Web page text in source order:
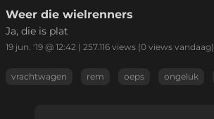
Link kopiëren
Weer die wielrenners
Ja, die is plat
19 jun. '19 @ 12:42 | 257.116 views (0 views vandaag)
vrachtwagen rem oeps ongeluk